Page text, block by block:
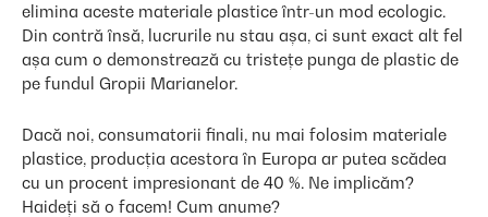
elimina aceste materiale plastice într-un mod ecologic.
Din contră însă, lucrurile nu stau așa, ci sunt exact alt fel
așa cum o demonstrează cu tristețe punga de plastic de
pe fundul Gropii Marianelor.
Dacă noi, consumatorii finali, nu mai folosim materiale
plastice, producția acestora în Europa ar putea scădea
cu un procent impresionant de 40 %. Ne implicăm?
Haideți să o facem! Cum anume?